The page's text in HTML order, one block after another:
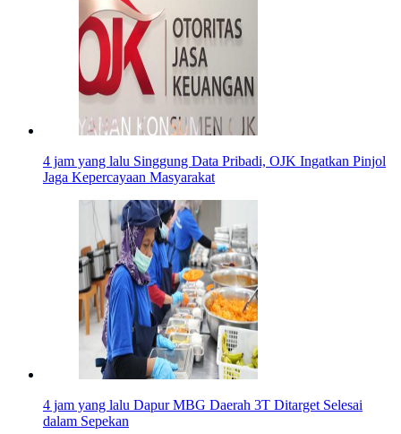
4 jam yang lalu Singgung Data Pribadi, OJK Ingatkan Pinjol
Jaga Kepercayaan Masyarakat
4 jam yang lalu Dapur MBG Daerah 3T Ditarget Selesai
dalam Sepekan